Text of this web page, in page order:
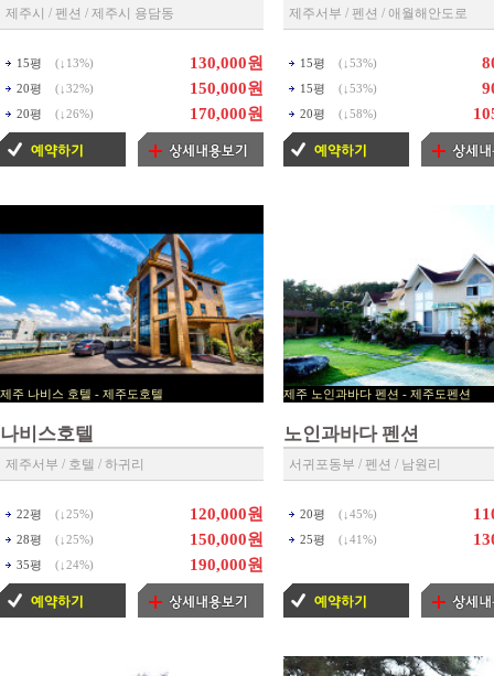
제주시 / 펜션 / 제주시 용담동
15평 (↓ 13%) 130,000원
20평 (↓ 32%) 150,000원
20평 (↓ 26%) 170,000원
제주서부 / 펜션 / 애월해안도로
15평 (↓ 53%)
15평 (↓ 53%)
20평 (↓ 58%)
제주 나비스 호텔 - 제주도호텔
나비스호텔
제주서부 / 호텔 / 하귀리
22평 (↓ 25%) 120,000원
28평 (↓ 25%) 150,000원
35평 (↓ 24%) 190,000원
제주 노인과바다 펜션 - 제
노인과바다 펜션
서귀포동부 / 펜션 / 남원리
20평 (↓ 45%)
25평 (↓ 41%)